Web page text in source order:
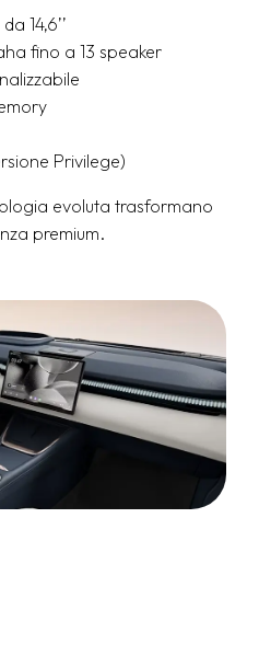
14,6’’
fino a 13 speaker
Privilege)
evoluta trasformano
premium.